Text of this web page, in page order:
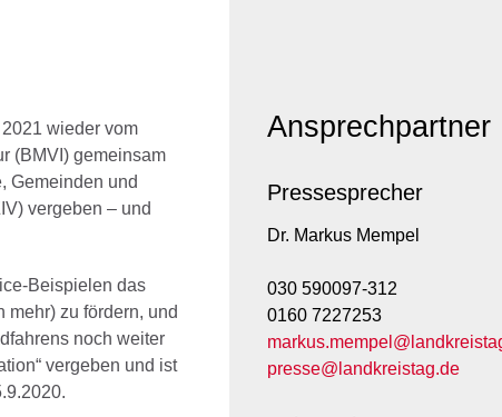
wieder vom
(BMVI) gemeinsam
Gemeinden und
vergeben – und
Beispielen das
zu fördern, und
noch weiter
vergeben und ist
Ansprechpartner
Pressesprecher
Dr. Markus Mempel
030 590097-312
0160 7227253
presse@landkreistag.de